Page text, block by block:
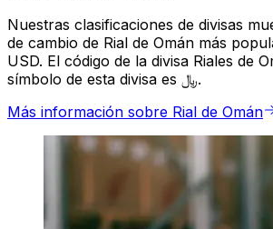
Nuestras clasificaciones de divisas
de cambio de Rial de Omán más
USD. El código de la divisa Riales de
símbolo de esta divisa es ﷼.
Más información sobre Rial de Omán